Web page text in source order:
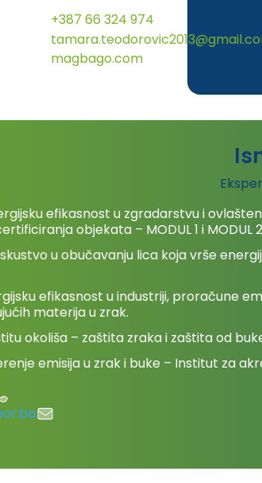
+387 66 324 974
magbago.com
efikasnost u zgradarstvu i
objekata – MODUL 1 i MODUL
u obučavanju lica koja vrše
efikasnost u industriji, proračune
materija u zrak.
okoliša – zaštita zraka i zaštita od
emisija u zrak i buke – Institut za